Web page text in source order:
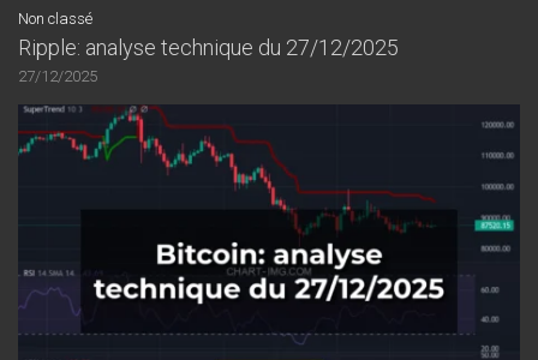
Non classé
Ripple: analyse technique du 27/12/2025
27/12/2025